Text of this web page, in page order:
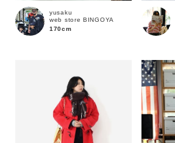
在庫
在庫あり
yusaku
web store BINGOYA
170cm